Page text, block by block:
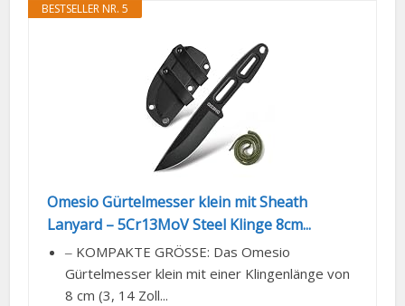
BESTSELLER NR. 5
Omesio Gürtelmesser klein mit Sheath
Lanyard – 5Cr13MoV Steel Klinge 8cm...
‒ KOMPAKTE GRÖSSE: Das Omesio
Gürtelmesser klein mit einer Klingenlänge von
8 cm (3, 14 Zoll...